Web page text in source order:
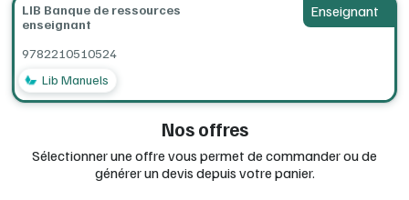
Enseignant
LIB Banque de ressources
enseignant
9782210510524
Lib Manuels
Nos offres
Sélectionner une offre vous permet de commander ou de
générer un devis depuis votre panier.